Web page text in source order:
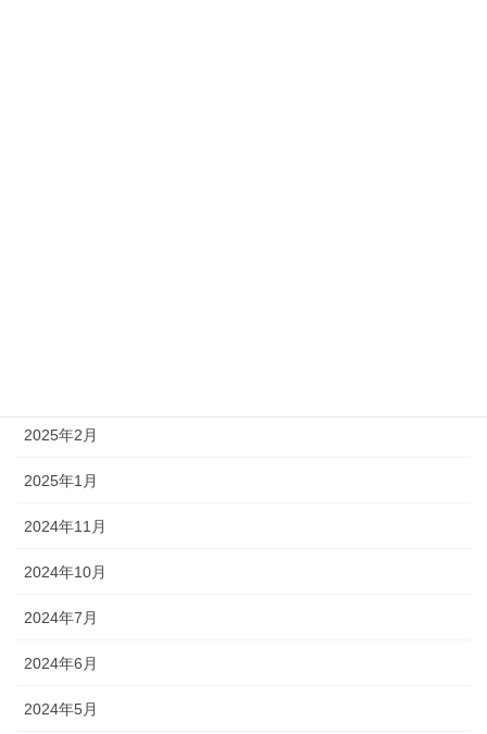
2025年2月
2025年1月
2024年11月
2024年10月
2024年7月
2024年6月
2024年5月